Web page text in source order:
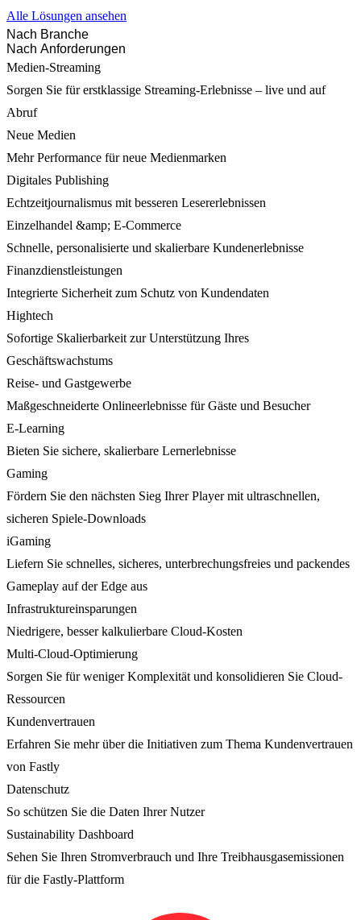
Alle Lösungen ansehen
Nach Branche
Nach Anforderungen
Medien-Streaming
Sorgen Sie für erstklassige Streaming-Erlebnisse – live und auf
Abruf
Neue Medien
Mehr Performance für neue Medienmarken
Digitales Publishing
Echtzeitjournalismus mit besseren Lesererlebnissen
Einzelhandel &amp; E-Commerce
Schnelle, personalisierte und skalierbare Kundenerlebnisse
Finanzdienstleistungen
Integrierte Sicherheit zum Schutz von Kundendaten
Hightech
Sofortige Skalierbarkeit zur Unterstützung Ihres
Geschäftswachstums
Reise- und Gastgewerbe
Maßgeschneiderte Onlineerlebnisse für Gäste und Besucher
E-Learning
Bieten Sie sichere, skalierbare Lernerlebnisse
Gaming
Fördern Sie den nächsten Sieg Ihrer Player mit ultraschnellen,
sicheren Spiele-Downloads
iGaming
Liefern Sie schnelles, sicheres, unterbrechungsfreies und packendes
Gameplay auf der Edge aus
Infrastruktureinsparungen
Niedrigere, besser kalkulierbare Cloud-Kosten
Multi-Cloud-Optimierung
Sorgen Sie für weniger Komplexität und konsolidieren Sie Cloud-
Ressourcen
Kundenvertrauen
Erfahren Sie mehr über die Initiativen zum Thema Kundenvertrauen
von Fastly
Datenschutz
So schützen Sie die Daten Ihrer Nutzer
Sustainability Dashboard
Sehen Sie Ihren Stromverbrauch und Ihre Treibhausgasemissionen
für die Fastly-Plattform